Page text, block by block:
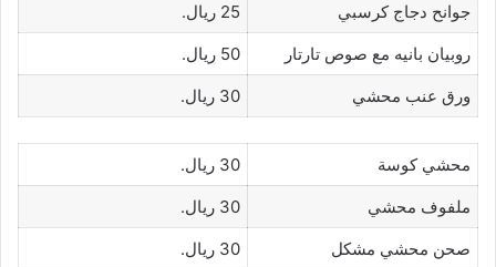
جوانح دجاج كرسبي
25 ريال.
روبيان بانيه مع صوص تارتار
50 ريال.
ورق عنب محشي
30 ريال.
محشي كوسة
30 ريال.
ملفوف محشي
30 ريال.
صحن محشي مشكل
30 ريال.